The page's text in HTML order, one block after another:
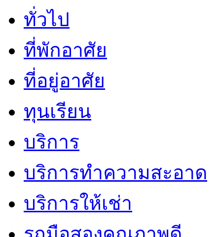
ทั่วไป
ที่พักอาศัย
ที่อยู่อาศัย
ทุนเรียน
บริการ
บริการทำความสะอาด
บริการให้เช่า